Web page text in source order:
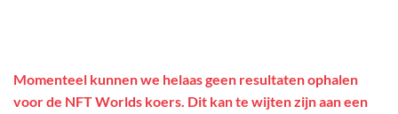
Momenteel kunnen we helaas geen resultaten ophalen
voor de NFT Worlds koers. Dit kan te wijten zijn aan een